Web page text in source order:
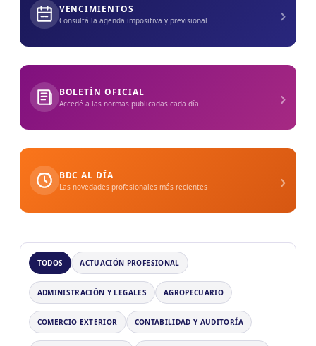
VENCIMIENTOS
Consultá la agenda impositiva y previsional ›
BOLETÍN OFICIAL
Accedé a las normas publicadas cada día ›
BDC AL DÍA
Las novedades profesionales más recientes ›
TODOS ACTUACIÓN PROFESIONAL
ADMINISTRACIÓN Y LEGALES AGROPECUARIO
COMERCIO EXTERIOR CONTABILIDAD Y AUDITORÍA